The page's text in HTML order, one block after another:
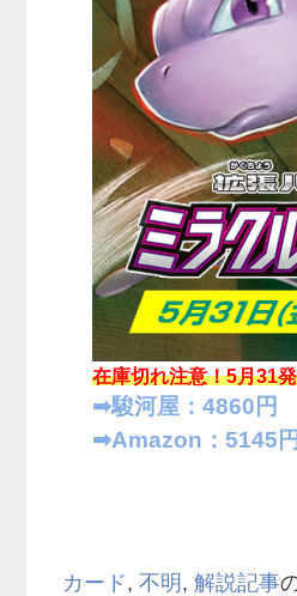
在庫切れ注意！5月31
➡︎駿河屋：4860円
➡︎Amazon：5145円
カード, 不明 , 解説記事